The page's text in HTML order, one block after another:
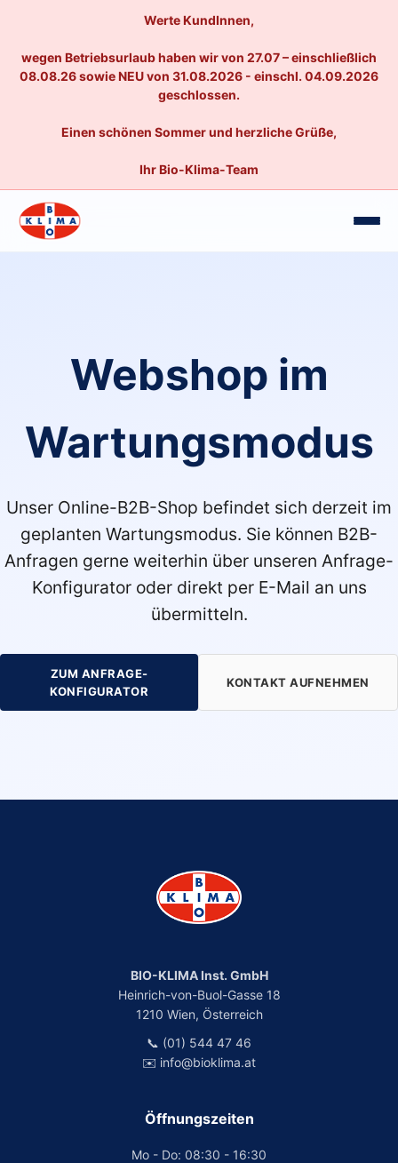
Werte KundInnen,
wegen Betriebsurlaub haben wir von 27.07 – einschließlich
08.08.26 sowie NEU von 31.08.2026 - einschl. 04.09.2026
geschlossen.
Einen schönen Sommer und herzliche Grüße,
Ihr Bio-Klima-Team
Webshop im
Wartungsmodus
Unser Online-B2B-Shop befindet sich derzeit im
geplanten Wartungsmodus. Sie können B2B-
Anfragen gerne weiterhin über unseren Anfrage-
Konfigurator oder direkt per E-Mail an uns
übermitteln.
ZUM ANFRAGE-
KONFIGURATOR
KONTAKT AUFNEHMEN
BIO-KLIMA Inst. GmbH
Heinrich-von-Buol-Gasse 18
1210 Wien, Österreich
📞 (01) 544 47 46
✉️ info@bioklima.at
Öffnungszeiten
Mo - Do: 08:30 - 16:30